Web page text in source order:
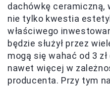
dachówkę ceramiczną,
nie tylko kwestia
właściwego
będzie służył przez
mogą się wahać od 3 zł
nawet więcej w
producenta. Przy tym